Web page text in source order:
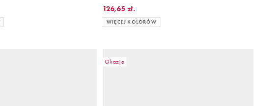
126,65 zł.
WIĘCEJ KOLORÓW
Okazja